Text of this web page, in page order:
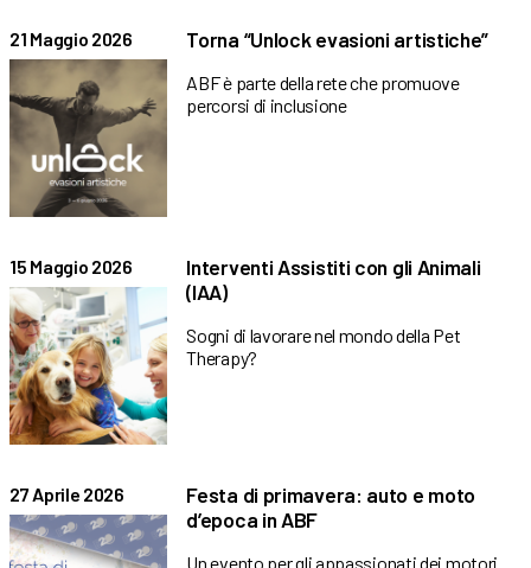
21 Maggio 2026 Torna “Unlock evasioni artistiche”
ABF è parte della rete che promuove
percorsi di inclusione
15 Maggio 2026
Interventi Assistiti con gli Animali
(IAA)
Sogni di lavorare nel mondo della Pet
Therapy?
27 Aprile 2026
Festa di primavera: auto e moto
d’epoca in ABF
Un evento per gli appassionati dei motori